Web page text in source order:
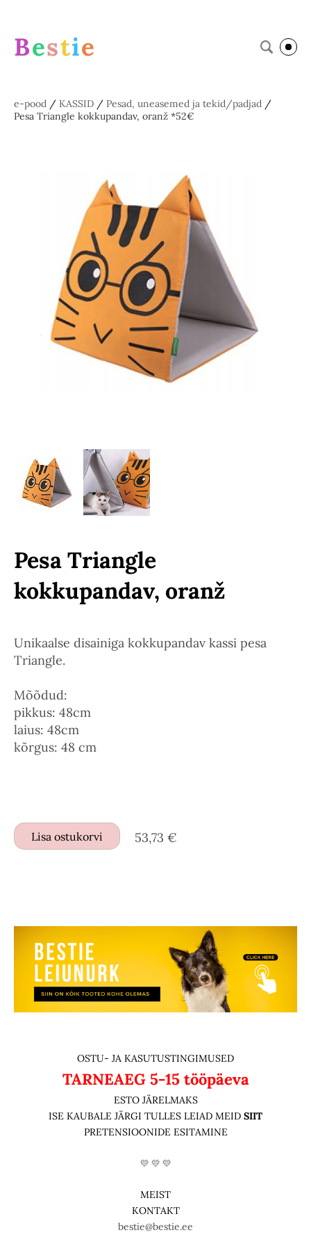
Bestie
e-pood / KASSID / Pesad, uneasemed ja tekid/padjad /
Pesa Triangle kokkupandav, oranž *52€
Pesa Triangle
kokkupandav, oranž
Unikaalse disainiga kokkupandav kassi pesa
Triangle.
Mõõdud:
pikkus: 48cm
laius: 48cm
kõrgus: 48 cm
Lisa ostukorvi 53,73 €
OSTU- JA KASUTUSTINGIMUSED
TARNEAEG 5-15 tööpäeva
ESTO JÄRELMAKS
ISE KAUBALE JÄRGI TULLES LEIAD MEID SIIT
PRETENSIOONIDE ESITAMINE
💛 💛 💛
MEIST
KONTAKT
bestie@bestie.ee